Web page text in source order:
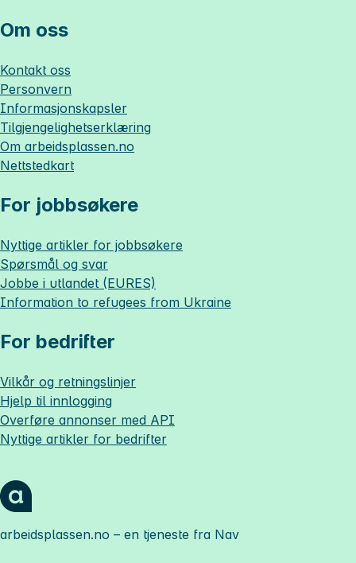
Om oss
Kontakt oss
Personvern
Informasjonskapsler
Tilgjengelighetserklæring
Om arbeidsplassen.no
Nettstedkart
For jobbsøkere
Nyttige artikler for jobbsøkere
Spørsmål og svar
Jobbe i utlandet (EURES)
Information to refugees from Ukraine
For bedrifter
Vilkår og retningslinjer
Hjelp til innlogging
Overføre annonser med API
Nyttige artikler for bedrifter
arbeidsplassen.no – en tjeneste fra Nav